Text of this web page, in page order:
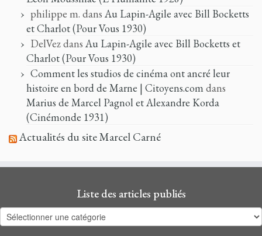
philippe m. dans Au Lapin-Agile avec Bill Bocketts
et Charlot (Pour Vous 1930)
DelVezdans Au Lapin-Agile avec Bill Bocketts et
Charlot (Pour Vous 1930)
Comment les studios de cinéma ont ancré leur
histoire en bord de Marne | Citoyens.comdans
Marius de Marcel Pagnol et Alexandre Korda
(Cinémonde 1931)
Actualités du site Marcel Carné
Liste des articles publiés
Liste
des